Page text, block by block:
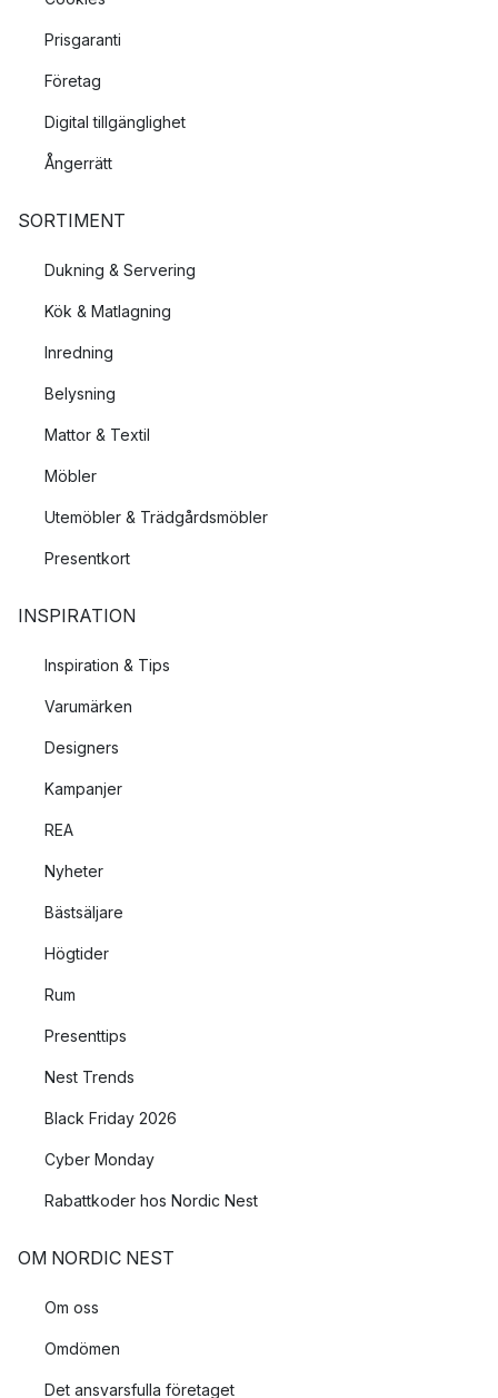
Prisgaranti
Företag
Digital tillgänglighet
Ångerrätt
SORTIMENT
Dukning & Servering
Kök & Matlagning
Inredning
Belysning
Mattor & Textil
Möbler
Utemöbler & Trädgårdsmöbler
Presentkort
INSPIRATION
Inspiration & Tips
Varumärken
Designers
Kampanjer
REA
Nyheter
Bästsäljare
Högtider
Rum
Presenttips
Nest Trends
Black Friday 2026
Cyber Monday
Rabattkoder hos Nordic Nest
OM NORDIC NEST
Om oss
Omdömen
Det ansvarsfulla företaget